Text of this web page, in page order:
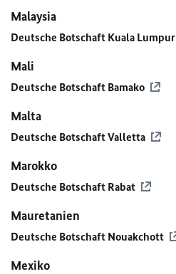
Malaysia
Deutsche Botschaft Kuala Lumpur
Mali
Deutsche Botschaft Bamako
Malta
Deutsche Botschaft Valletta
Marokko
Deutsche Botschaft Rabat
Mauretanien
Deutsche Botschaft Nouakchott
Mexiko